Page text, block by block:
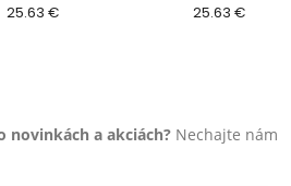
0,53 m
25.63 €
0,53 m
25.63 €
novinkách a akciách? Nechajte nám